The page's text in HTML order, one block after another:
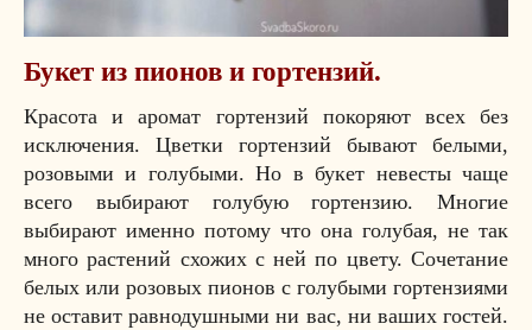
Букет из пионов и гортензий.
Красота и аромат гортензий покоряют всех без
исключения. Цветки гортензий бывают белыми,
розовыми и голубыми. Но в букет невесты чаще
всего выбирают голубую гортензию. Многие
выбирают именно потому что она голубая, не так
много растений схожих с ней по цвету. Сочетание
белых или розовых пионов с голубыми гортензиями
не оставит равнодушными ни вас, ни ваших гостей.